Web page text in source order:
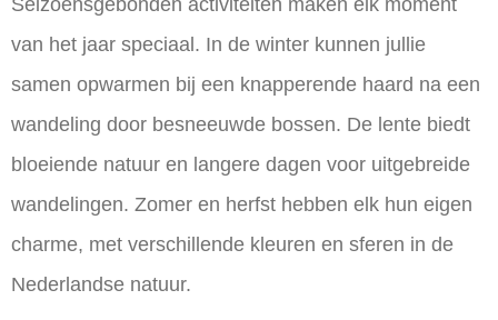
Seizoensgebonden activiteiten maken elk moment
van het jaar speciaal. In de winter kunnen jullie
samen opwarmen bij een knapperende haard na een
wandeling door besneeuwde bossen. De lente biedt
bloeiende natuur en langere dagen voor uitgebreide
wandelingen. Zomer en herfst hebben elk hun eigen
charme, met verschillende kleuren en sferen in de
Nederlandse natuur.